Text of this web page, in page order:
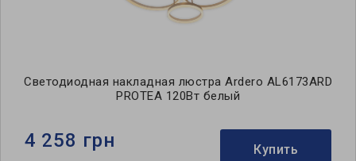
Светодиодная накладная люстра Ardero AL6173ARD
PROTEA 120Вт белый
4 258 грн Купить